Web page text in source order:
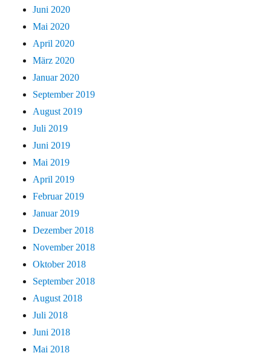
Juni 2020
Mai 2020
April 2020
März 2020
Januar 2020
September 2019
August 2019
Juli 2019
Juni 2019
Mai 2019
April 2019
Februar 2019
Januar 2019
Dezember 2018
November 2018
Oktober 2018
September 2018
August 2018
Juli 2018
Juni 2018
Mai 2018